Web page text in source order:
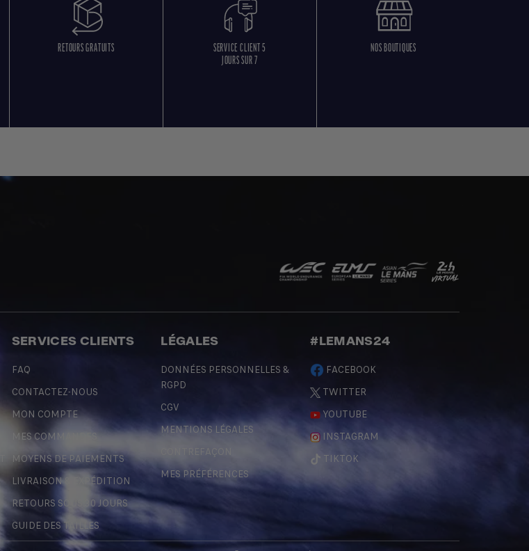
RETOURS GRATUITS
SERVICE CLIENT 5
JOURS SUR 7
NOS BOUTIQUES
SERVICES CLIENTS
FAQ
CONTACTEZ-NOUS
MON COMPTE
MES COMMANDES
MOYENS DE PAIEMENTS
LIVRAISON & EXPÉDITION
RETOURS SOUS 30 JOURS
GUIDE DES TAILLES
LÉGALES
DONNÉES PERSONNELLES &
RGPD
CGV
MENTIONS LÉGALES
CONTREFAÇON
MES PRÉFÉRENCES
#LEMANS24
FACEBOOK
TWITTER
YOUTUBE
INSTAGRAM
TIKTOK